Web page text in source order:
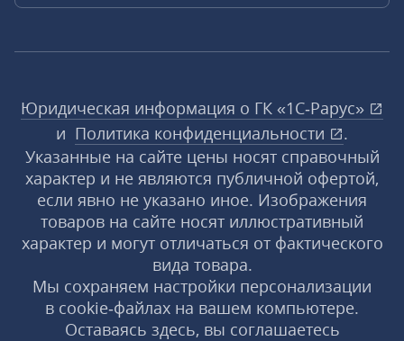
Юридическая информация о ГК «1С‑Рарус»
и Политика конфиденциальности
.
Указанные на сайте цены носят справочный
характер и не являются публичной офертой,
если явно не указано иное. Изображения
товаров на сайте носят иллюстративный
характер и могут отличаться от фактического
вида товара.
Мы сохраняем настройки персонализации
в cookie‑файлах на вашем компьютере.
Оставаясь здесь, вы соглашаетесь